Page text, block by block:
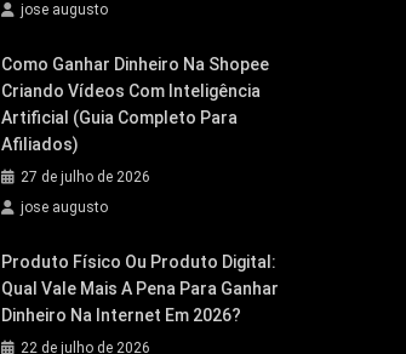
jose augusto
Como Ganhar Dinheiro Na Shopee
Criando Vídeos Com Inteligência
Artificial (Guia Completo Para
Afiliados)
27 de julho de 2026
jose augusto
Produto Físico Ou Produto Digital:
Qual Vale Mais A Pena Para Ganhar
Dinheiro Na Internet Em 2026?
22 de julho de 2026